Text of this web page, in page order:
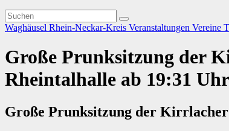
Waghäusel Rhein-Neckar-Kreis Veranstaltungen Vereine
Große Prunksitzung der
Rheintalhalle ab 19:31 Uhr
Große Prunksitzung der Kirrlacher